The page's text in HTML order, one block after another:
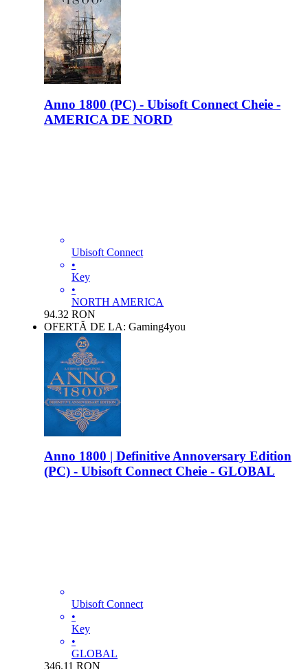
Anno 1800 (PC) - Ubisoft Connect Cheie -
AMERICA DE NORD
Ubisoft Connect
•
Key
•
NORTH AMERICA
94.32 RON
OFERTĂ DE LA: Gaming4you
Anno 1800 | Definitive Annoversary Edition
(PC) - Ubisoft Connect Cheie - GLOBAL
Ubisoft Connect
•
Key
•
GLOBAL
346.11 RON